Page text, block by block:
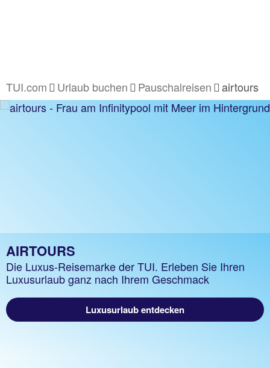
TUI.com Urlaub buchen Pauschalreisen airtours
AIRTOURS
Die Luxus-Reisemarke der TUI. Erleben Sie Ihren
Luxusurlaub ganz nach Ihrem Geschmack
Luxusurlaub entdecken